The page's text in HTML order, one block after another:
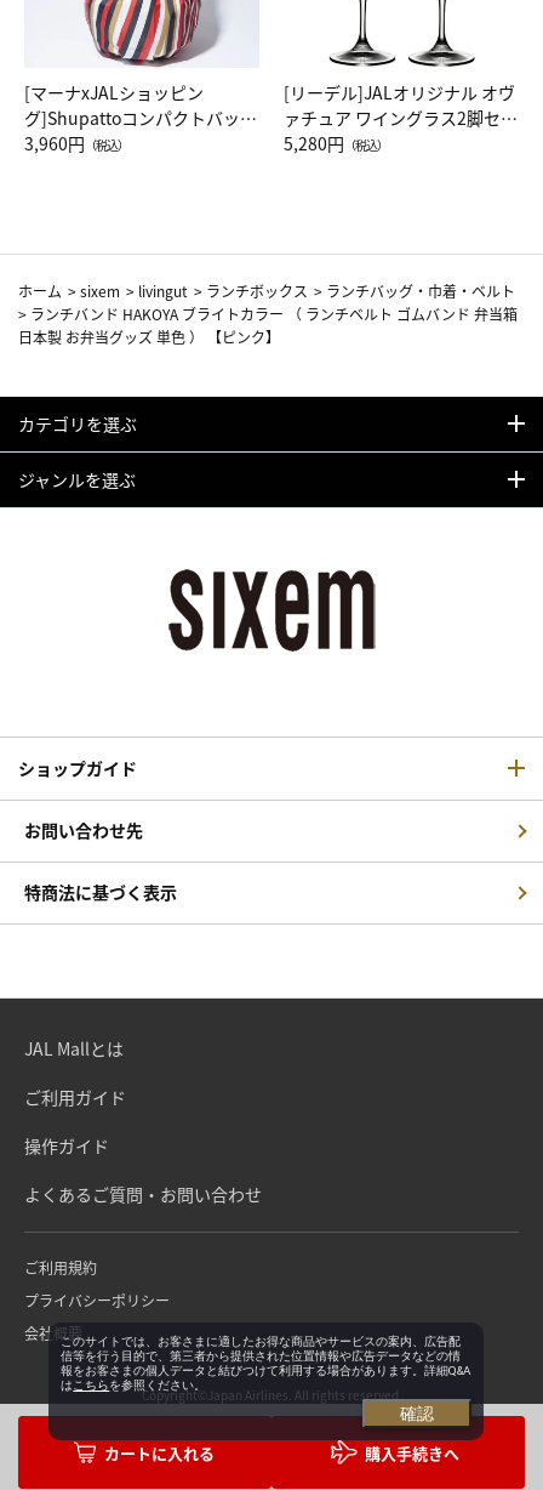
購入手続きへ
[マーナxJALショッピン
グ]Shupattoコンパクトバッグ
Drop JAL客室乗務員（LC）ス
3,960円 （税込）
[リーデル]JALオリジナル オヴ
ァチュア ワイングラス2脚セッ
ト（レッドワイン）
5,280円 （税込）
ホーム >sixem > livingut > ランチボックス > ランチバッグ・巾着・ベルト
> ランチバンド HAKOYA ブライトカラー （ ランチベルト ゴムバンド 弁当箱
日本製 お弁当グッズ 単色 ） 【ピンク】
カテゴリを選ぶ
ジャンルを選ぶ
ショップガイド
お問い合わせ先
特商法に基づく表示
JAL Mallとは
ご利用ガイド
操作ガイド
よくあるご質問・お問い合わせ
ご利用規約
プライバシーポリシー
会社概要
Copyright©Japan Airlines. All rights reserved.
このサイトでは、お客さまに適したお得な商品やサービスの案内、広告配
信等を行う目的で、第三者から提供された位置情報や広告データなどの情
報をお客さまの個人データと結びつけて利用する場合があります。詳細Q&A
は こちらを参照ください。
確認